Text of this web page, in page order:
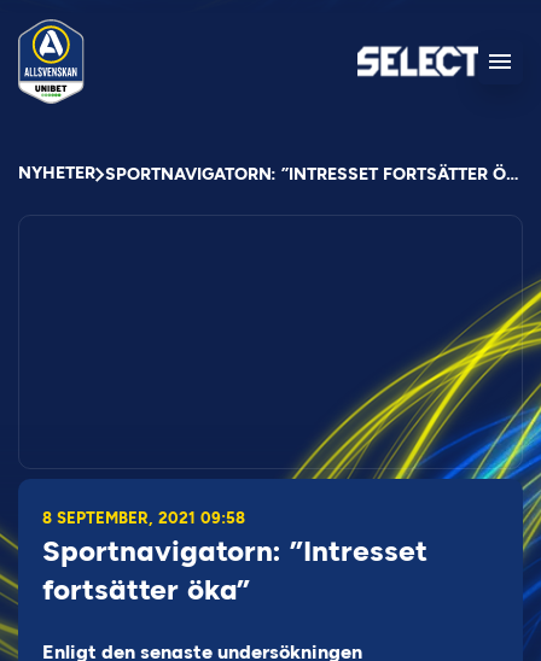
NYHETER SPORTNAVIGATORN: ”INTRESSET FORTSÄTTER ÖKA”
8 SEPTEMBER, 2021 09:58
Sportnavigatorn: ”Intresset
fortsätter öka”
Enligt den senaste undersökningen